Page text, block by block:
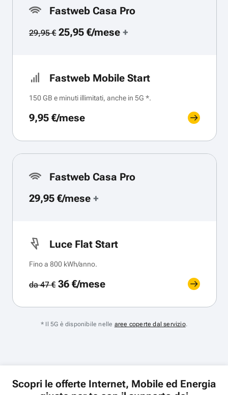
Fastweb Casa Pro
29,95 €25,95 €/mese+
Fastweb Mobile Start
150 GB e minuti illimitati, anche in 5G *.
9,95 €/mese
Fastweb Casa Pro
29,95 €/mese +
Luce Flat Start
Fino a 800 kWh/anno.
da 47 €36 €/mese
* Il 5G è disponibile nelle aree coperte dal servizio.
Scopri le offerte Internet, Mobile ed Energia